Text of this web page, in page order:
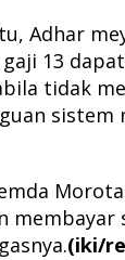
Adhar
13
tidak
sistem
membayar
(iki/